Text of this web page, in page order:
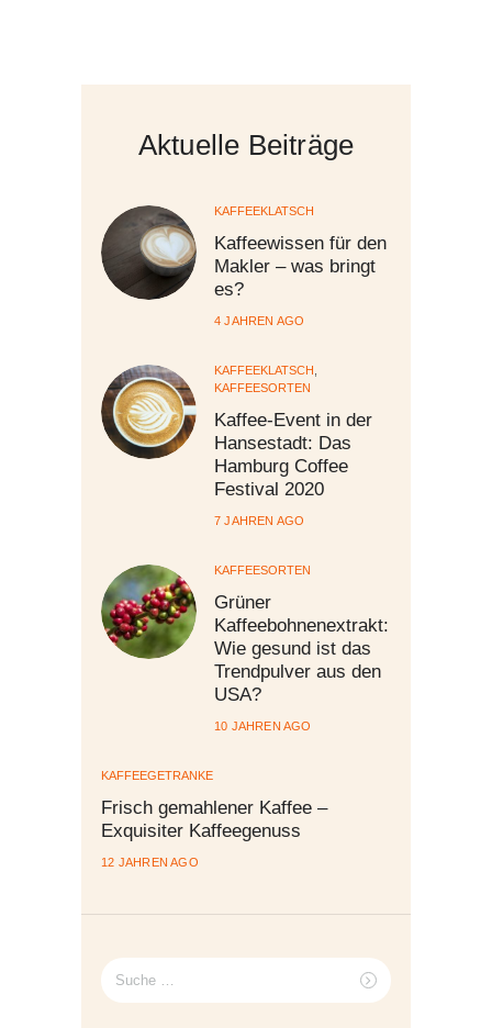
Aktuelle Beiträge
KAFFEEKLATSCH
Kaffeewissen für den
Makler – was bringt
es?
4 JAHREN AGO
KAFFEEKLATSCH ,
KAFFEESORTEN
Kaffee-Event in der
Hansestadt: Das
Hamburg Coffee
Festival 2020
7 JAHREN AGO
KAFFEESORTEN
Grüner
Kaffeebohnenextrakt:
Wie gesund ist das
Trendpulver aus den
USA?
10 JAHREN AGO
KAFFEEGETRÄNKE
Frisch gemahlener Kaffee –
Exquisiter Kaffeegenuss
12 JAHREN AGO
Suche
nach: